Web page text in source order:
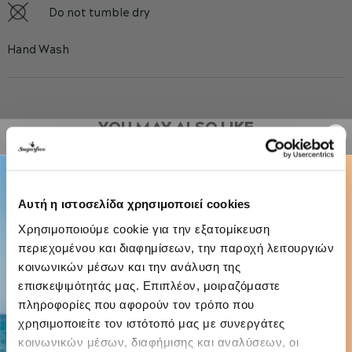
Αυτή η ιστοσελίδα χρησιμοποιεί cookies
Χρησιμοποιούμε cookie για την εξατομίκευση
περιεχομένου και διαφημίσεων, την παροχή λειτουργιών
κοινωνικών μέσων και την ανάλυση της
επισκεψιμότητάς μας. Επιπλέον, μοιραζόμαστε
πληροφορίες που αφορούν τον τρόπο που
χρησιμοποιείτε τον ιστότοπό μας με συνεργάτες
κοινωνικών μέσων, διαφήμισης και αναλύσεων, οι
Do not tumble dry
Hand Wash
YOU MAY ALSO LIKE